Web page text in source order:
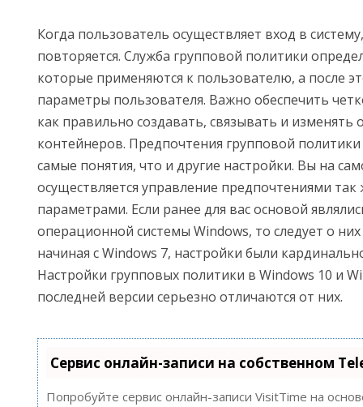
Когда пользователь осуществляет вход в
повторяется. Служба групповой политики
которые применяются к пользователю, а после
параметры пользователя. Важно обеспечить
как правильно создавать, связывать и изменять
контейнеров. Предпочтения групповой
самые понятия, что и другие настройки. Вы на
осуществляется управление предпочтениями
параметрами. Если ранее для вас основой
операционной системы Windows, то следует о
начиная с Windows 7, настройки были
Настройки групповых политики в Windows 10 и
последней версии серьезно отличаются от них.
Сервис онлайн-записи на собственном
Попробуйте сервис онлайн-записи VisitTime на